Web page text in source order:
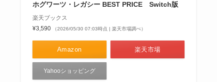
ホグワーツ・レガシー BEST PRICE Switch版
楽天ブックス
¥3,590
（2026/05/30 07:03時点 | 楽天市場調べ）
Amazon 楽天市場
Yahooショッピング